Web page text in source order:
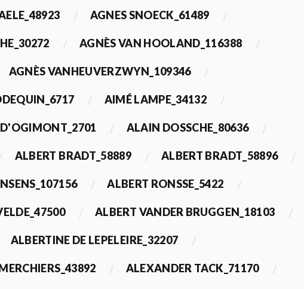
AGNES SNOECK_61489
AGNÈS VAN HOOLAND_116388
AGNÈS VANHEUVERZWYN_109346
AIMÉ LAMPE_34132
ALAIN DOSSCHE_80636
ALBERT BRADT_58889 ALBERT BRADT_58896
ALBERT RONSSE_5422
ALBERT VANDER BRUGGEN_18103
ALBERTINE DE LEPELEIRE_32207
ALEXANDER TACK_71170